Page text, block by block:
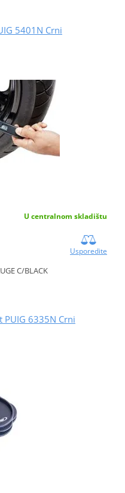
5401N Crni
U centralnom skladištu
Usporedite
C/BLACK
PUIG 6335N Crni